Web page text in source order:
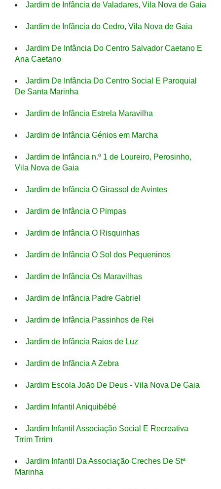
Jardim de Infância de Valadares, Vila Nova de Gaia
Jardim de Infância do Cedro, Vila Nova de Gaia
Jardim De Infância Do Centro Salvador Caetano E
Ana Caetano
Jardim De Infância Do Centro Social E Paroquial
De Santa Marinha
Jardim de Infância Estrela Maravilha
Jardim de Infância Génios em Marcha
Jardim de Infância n.º 1 de Loureiro, Perosinho,
Vila Nova de Gaia
Jardim de Infância O Girassol de Avintes
Jardim de Infância O Pimpas
Jardim de Infância O Risquinhas
Jardim de Infância O Sol dos Pequeninos
Jardim de Infância Os Maravilhas
Jardim de Infância Padre Gabriel
Jardim de Infância Passinhos de Rei
Jardim de Infância Raios de Luz
Jardim de Infãncia A Zebra
Jardim Escola João De Deus - Vila Nova De Gaia
Jardim Infantil Aniquibébé
Jardim Infantil Associação Social E Recreativa
Trrim Trrim
Jardim Infantil Da Associação Creches De Stª
Marinha